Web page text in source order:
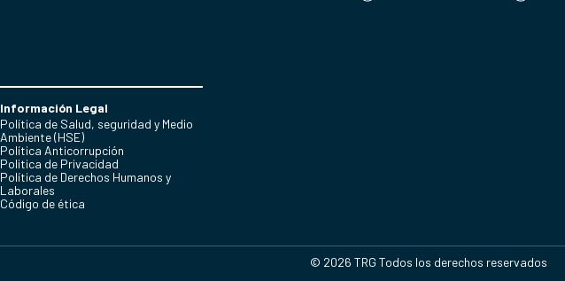
Información Legal
Política de Salud, seguridad y Medio
Ambiente (HSE)
Política Anticorrupción
Politica de Privacidad
Política de Derechos Humanos y
Laborales
Código de ética
© 2026 TRG Todos los derechos reservados